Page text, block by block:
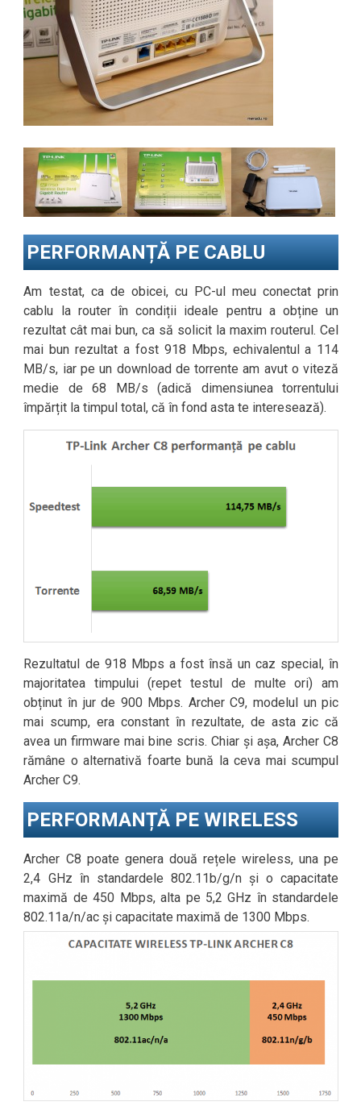
PERFORMANȚĂ PE CABLU
Am testat, ca de obicei, cu PC-ul meu conectat prin
cablu la router în condiții ideale pentru a obține un
rezultat cât mai bun, ca să solicit la maxim routerul. Cel
mai bun rezultat a fost 918 Mbps, echivalentul a 114
MB/s, iar pe un download de torrente am avut o viteză
medie de 68 MB/s (adică dimensiunea torrentului
împărțit la timpul total, că în fond asta te interesează).
Rezultatul de 918 Mbps a fost însă un caz special, în
majoritatea timpului (repet testul de multe ori) am
obținut în jur de 900 Mbps. Archer C9, modelul un pic
mai scump, era constant în rezultate, de asta zic că
avea un firmware mai bine scris. Chiar și așa, Archer C8
rămâne o alternativă foarte bună la ceva mai scumpul
Archer C9.
PERFORMANȚĂ PE WIRELESS
Archer C8 poate genera două rețele wireless, una pe
2,4 GHz în standardele 802.11b/g/n și o capacitate
maximă de 450 Mbps, alta pe 5,2 GHz în standardele
802.11a/n/ac și capacitate maximă de 1300 Mbps.